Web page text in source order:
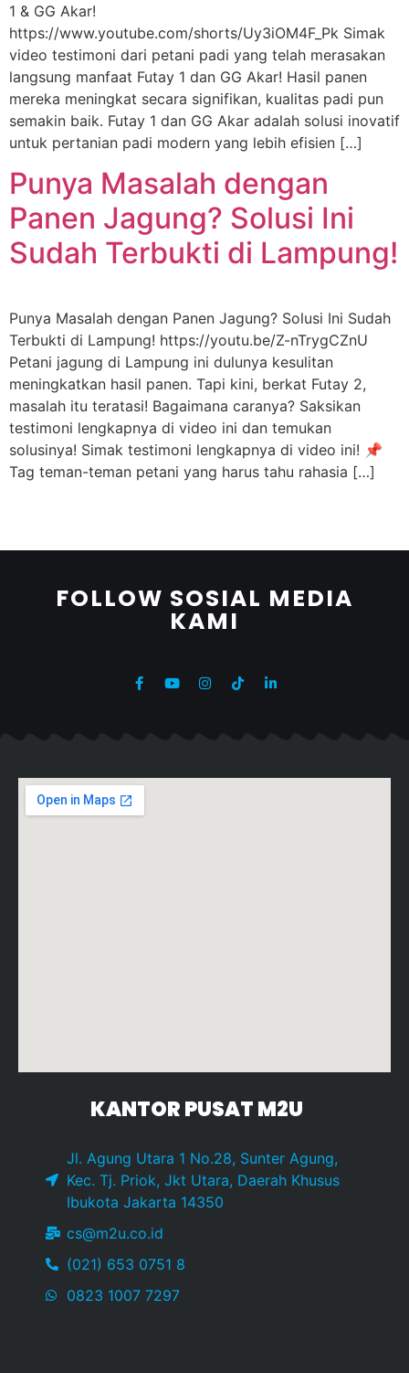
1 & GG Akar!
https://www.youtube.com/shorts/Uy3iOM4F_Pk Simak
video testimoni dari petani padi yang telah merasakan
langsung manfaat Futay 1 dan GG Akar! Hasil panen
mereka meningkat secara signifikan, kualitas padi pun
semakin baik. Futay 1 dan GG Akar adalah solusi inovatif
untuk pertanian padi modern yang lebih efisien […]
Punya Masalah dengan
Panen Jagung? Solusi Ini
Sudah Terbukti di Lampung!
Punya Masalah dengan Panen Jagung? Solusi Ini Sudah
Terbukti di Lampung! https://youtu.be/Z-nTrygCZnU
Petani jagung di Lampung ini dulunya kesulitan
meningkatkan hasil panen. Tapi kini, berkat Futay 2,
masalah itu teratasi! Bagaimana caranya? Saksikan
testimoni lengkapnya di video ini dan temukan
solusinya! Simak testimoni lengkapnya di video ini! 📌
Tag teman-teman petani yang harus tahu rahasia […]
FOLLOW SOSIAL MEDIA
KAMI
KANTOR PUSAT M2U
Jl. Agung Utara 1 No.28, Sunter Agung,
Kec. Tj. Priok, Jkt Utara, Daerah Khusus
Ibukota Jakarta 14350
cs@m2u.co.id
(021) 653 0751 8
0823 1007 7297